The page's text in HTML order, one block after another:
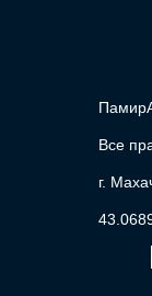
Все
г.